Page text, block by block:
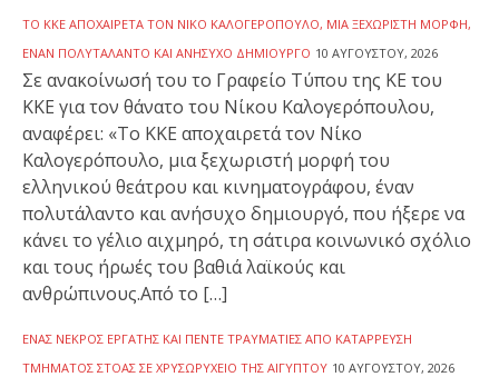
ΤΟ ΚΚΕ ΑΠΟΧΑΙΡΕΤΆ ΤΟΝ ΝΊΚΟ ΚΑΛΟΓΕΡΌΠΟΥΛΟ, ΜΙΑ ΞΕΧΩΡΙΣΤΉ ΜΟΡΦΉ,
ΈΝΑΝ ΠΟΛΥΤΆΛΑΝΤΟ ΚΑΙ ΑΝΉΣΥΧΟ ΔΗΜΙΟΥΡΓΌ 10 ΑΥΓΟΎΣΤΟΥ, 2026
Σε ανακοίνωσή του το Γραφείο Τύπου της ΚΕ του
ΚΚΕ για τον θάνατο του Νίκου Καλογερόπουλου,
αναφέρει: «Το ΚΚΕ αποχαιρετά τον Νίκο
Καλογερόπουλο, μια ξεχωριστή μορφή του
ελληνικού θεάτρου και κινηματογράφου, έναν
πολυτάλαντο και ανήσυχο δημιουργό, που ήξερε να
κάνει το γέλιο αιχμηρό, τη σάτιρα κοινωνικό σχόλιο
και τους ήρωές του βαθιά λαϊκούς και
ανθρώπινους.Από το […]
ΕΝΑΣ ΝΕΚΡΌΣ ΕΡΓΆΤΗΣ ΚΑΙ ΠΈΝΤΕ ΤΡΑΥΜΑΤΊΕΣ ΑΠΌ ΚΑΤΆΡΡΕΥΣΗ
ΤΜΉΜΑΤΟΣ ΣΤΟΆΣ ΣΕ ΧΡΥΣΩΡΥΧΕΊΟ ΤΗΣ ΑΙΓΎΠΤΟΥ 10 ΑΥΓΟΎΣΤΟΥ, 2026